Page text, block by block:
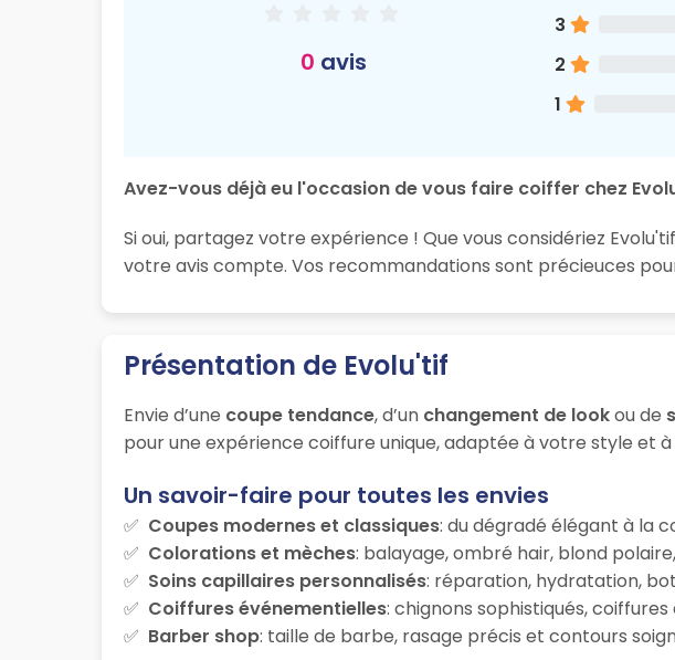
0 avis
3
2
1
Avez-vous déjà eu l'occasion de vous faire coiffer chez
Si oui, partagez votre expérience ! Que vous considériez
votre avis compte. Vos recommandations sont précieuces
Présentation de Evolu'tif
Envie d’une coupe tendance, d’un changement de lookou de
pour une expérience coiffure unique, adaptée à votre style et
Un savoir-faire pour toutes les envies
Coupes modernes et classiques: du dégradé élégant à la
Colorations et mèches: balayage, ombré hair, blond
Soins capillaires personnalisés: réparation, hydratation,
Coiffures événementielles: chignons sophistiqués,
Barber shop: taille de barbe, rasage précis et contours